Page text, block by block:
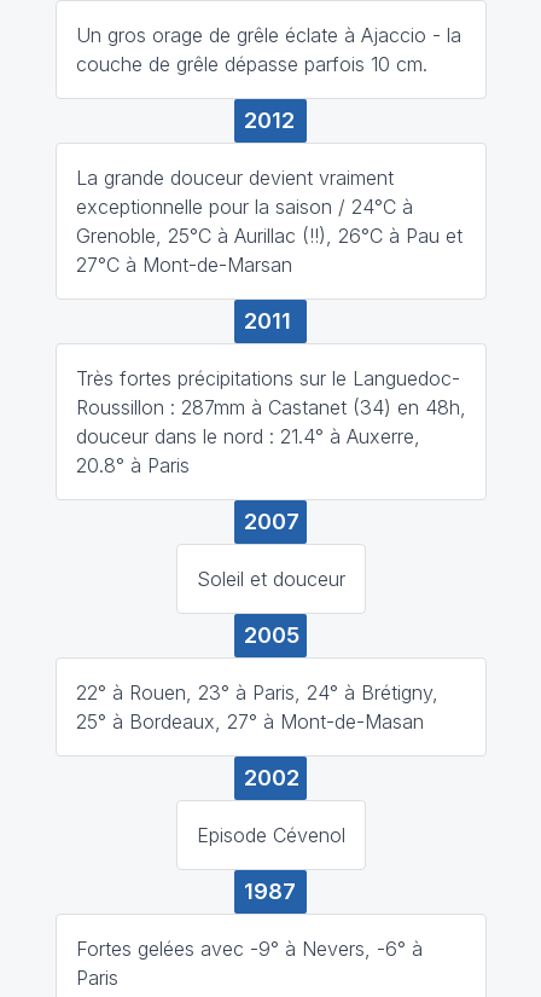
Un gros orage de grêle éclate à Ajaccio - la
couche de grêle dépasse parfois 10 cm.
2012
La grande douceur devient vraiment
exceptionnelle pour la saison / 24°C à
Grenoble, 25°C à Aurillac (!!), 26°C à Pau et
27°C à Mont-de-Marsan
2011
Très fortes précipitations sur le Languedoc-
Roussillon : 287mm à Castanet (34) en 48h,
douceur dans le nord : 21.4° à Auxerre,
20.8° à Paris
2007
Soleil et douceur
2005
22° à Rouen, 23° à Paris, 24° à Brétigny,
25° à Bordeaux, 27° à Mont-de-Masan
2002
Episode Cévenol
1987
Fortes gelées avec -9° à Nevers, -6° à
Paris